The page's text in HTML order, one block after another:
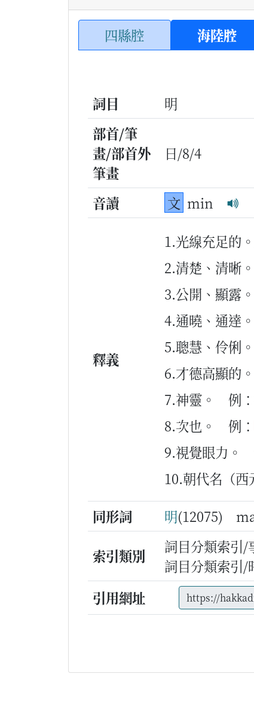
四縣腔 海陸腔
詞目
明
部首/筆
畫/部首外
筆畫
日/8/4
音讀 文 min
釋義
1.光線充足的
2.清楚、清晰。
3.公開、顯露。
4.通曉、通達。
5.聰慧、伶俐。
6.才德高顯的。
7.神靈。
例：
8.次也。
例：
9.視覺眼力。
10.朝代名（西
同形詞
明(12075)
索引類別
詞目分類索引/
詞目分類索引/
引用網址